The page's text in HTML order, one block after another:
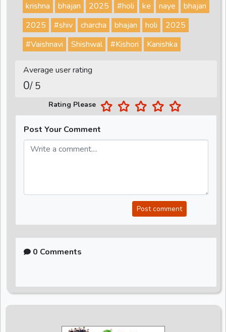
krishna
bhajan 2025 #holi ke naye
bhajan
2025
#shiv charcha bhajan holi
2025
#Vaishnavi
Shishwal #Kishori Kanishka
Average user rating
0/ 5
Rating Please
Post Your Comment
Post comment
0 Comments